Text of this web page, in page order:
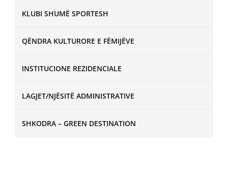
KLUBI SHUMË SPORTESH
QËNDRA KULTURORE E FËMIJËVE
INSTITUCIONE REZIDENCIALE
LAGJET/NJËSITË ADMINISTRATIVE
SHKODRA – GREEN DESTINATION